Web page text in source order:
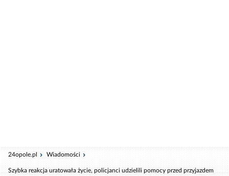
24opole.pl Wiadomości
Szybka reakcja uratowała życie, policjanci udzielili pomocy przed przyjazdem